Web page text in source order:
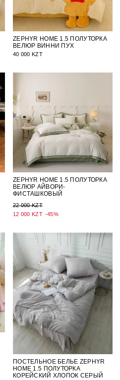
ZEPHYR HOME 1.5 ПОЛУТОРКА
ВЕЛЮР ВИННИ ПУХ
40 000 KZT
ZEPHYR HOME 1.5 ПОЛУТОРКА
ВЕЛЮР АЙВОРИ-
ФИСТАШКОВЫЙ
22 000 KZT
12 000 KZT -45%
ПОСТЕЛЬНОЕ БЕЛЬЕ ZEPHYR
HOME 1.5 ПОЛУТОРКА
КОРЕЙСКИЙ ХЛОПОК СЕРЫЙ